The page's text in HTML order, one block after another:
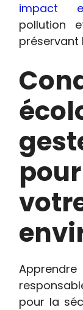
impact
pollution
préservant
pour la